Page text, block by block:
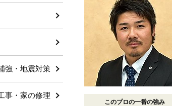
このプロの一番の強み
強・地震対策
事・家の修理